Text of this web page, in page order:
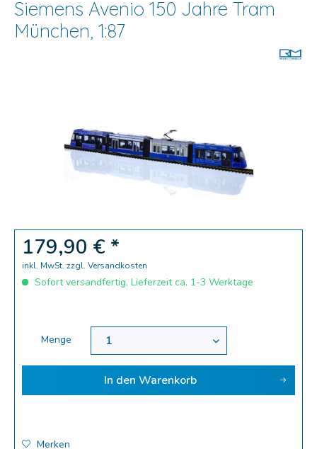
Siemens Avenio 150 Jahre Tram
München, 1:87
179,90 € *
inkl. MwSt. zzgl. Versandkosten
Sofort versandfertig, Lieferzeit ca. 1-3 Werktage
Menge
In den Warenkorb
Merken